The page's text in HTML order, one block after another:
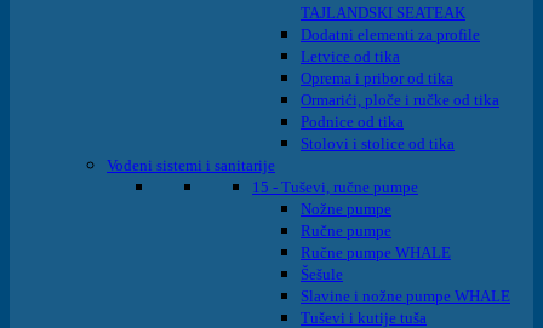
TAJLANDSKI SEATEAK
Dodatni elementi za profile
Letvice od tika
Oprema i pribor od tika
Ormarići, ploče i ručke od tika
Podnice od tika
Stolovi i stolice od tika
Vodeni sistemi i sanitarije
15 - Tuševi, ručne pumpe
Nožne pumpe
Ručne pumpe
Ručne pumpe WHALE
Šešule
Slavine i nožne pumpe WHALE
Tuševi i kutije tuša